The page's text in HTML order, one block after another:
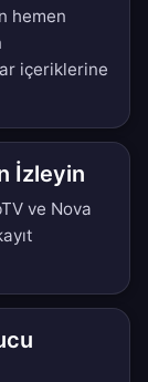
hemen
içeriklerine
İzleyin
ve Nova